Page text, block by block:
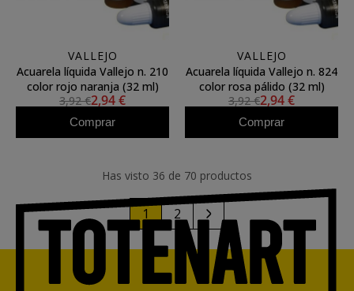
VALLEJO
Acuarela líquida Vallejo n. 210
color rojo naranja (32 ml)
3,92 €2,94 €
Comprar
VALLEJO
Acuarela líquida Vallejo n. 824
color rosa pálido (32 ml)
3,92 €2,94 €
Comprar
Has visto 36 de 70 productos
1 2